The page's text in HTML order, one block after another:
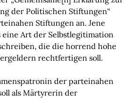
der Politischen Stiftungen“
Stiftungen an. Jene
eine Art der Selbstlegitimation
die die horrend hohe
rechtfertigen soll.
der parteinahen
als Märtyrerin der